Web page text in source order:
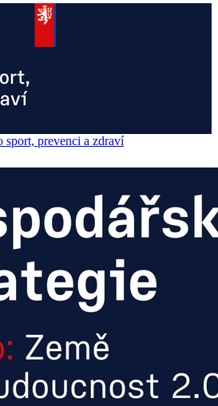
prevenci a zdraví